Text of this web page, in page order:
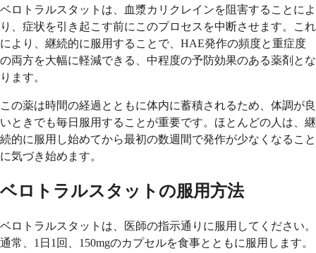
ベロトラルスタットは、血漿カリクレインを阻害することによ
り、症状を引き起こす前にこのプロセスを中断させます。これ
により、継続的に服用することで、HAE発作の頻度と重症度
の両方を大幅に軽減できる、中程度の予防効果のある薬剤とな
ります。
この薬は時間の経過とともに体内に蓄積されるため、体調が良
いときでも毎日服用することが重要です。ほとんどの人は、継
続的に服用し始めてから最初の数週間で発作が少なくなること
に気づき始めます。
ベロトラルスタットの服用方法
ベロトラルスタットは、医師の指示通りに服用してください。
通常、1日1回、150mgのカプセルを食事とともに服用します。